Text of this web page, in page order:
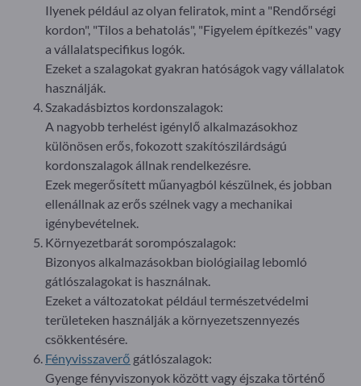
Ilyenek például az olyan feliratok, mint a "Rendőrségi
kordon", "Tilos a behatolás", "Figyelem építkezés" vagy
a vállalatspecifikus logók.
Ezeket a szalagokat gyakran hatóságok vagy vállalatok
használják.
Szakadásbiztos kordonszalagok:
A nagyobb terhelést igénylő alkalmazásokhoz
különösen erős, fokozott szakítószilárdságú
kordonszalagok állnak rendelkezésre.
Ezek megerősített műanyagból készülnek, és jobban
ellenállnak az erős szélnek vagy a mechanikai
igénybevételnek.
Környezetbarát sorompószalagok:
Bizonyos alkalmazásokban biológiailag lebomló
gátlószalagokat is használnak.
Ezeket a változatokat például természetvédelmi
területeken használják a környezetszennyezés
csökkentésére.
Fényvisszaverő gátlószalagok:
Gyenge fényviszonyok között vagy éjszaka történő